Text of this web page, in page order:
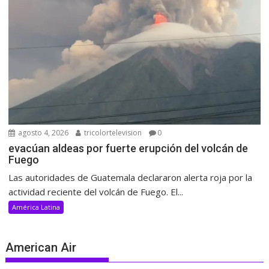
agosto 4, 2026 tricolortelevision 0
evacúan aldeas por fuerte erupción del volcán de
Fuego
Las autoridades de Guatemala declararon alerta roja por la
actividad reciente del volcán de Fuego. El...
América Latina
American Air